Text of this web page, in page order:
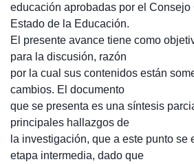
educación aprobadas por el Consejo
Estado de la Educación.
El presente avance tiene como
para la discusión, razón
por la cual sus contenidos están
cambios. El documento
que se presenta es una síntesis
principales hallazgos de
la investigación, que a este punto se
etapa intermedia, dado que